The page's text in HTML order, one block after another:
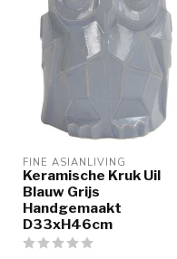
FINE ASIANLIVING
Keramische Kruk Uil
Blauw Grijs
Handgemaakt
D33xH46cm